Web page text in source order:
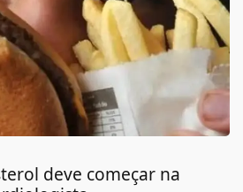
deve começar na